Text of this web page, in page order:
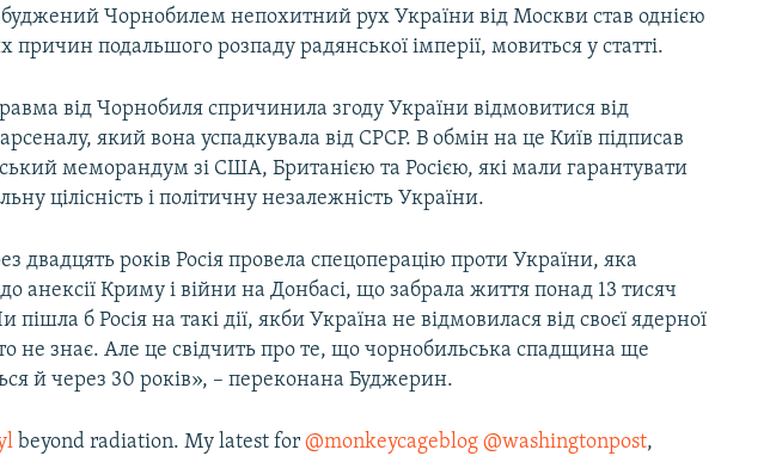
Чорнобилем непохитний рух України від Москви став однією
причин подальшого розпаду радянської імперії, мовиться у статті.
від Чорнобиля спричинила згоду України відмовитися від
який вона успадкувала від СРСР. В обмін на це Київ підписав
меморандум зі США, Британією та Росією, які мали гарантувати
цілісність і політичну незалежність України.
двадцять років Росія провела спецоперацію проти України, яка
анексії Криму і війни на Донбасі, що забрала життя понад 13 тисяч
пішла б Росія на такі дії, якби Україна не відмовилася від своєї ядерної
не знає. Але це свідчить про те, що чорнобильська спадщина ще
й через 30 років», – переконана Буджерин.
beyond radiation. My latest for@monkeycageblog @washingtonpost,